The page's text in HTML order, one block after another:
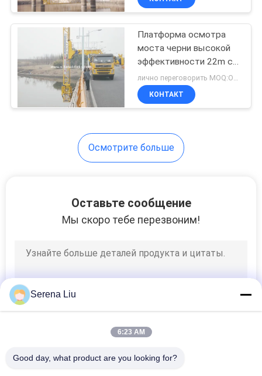
Амортизатор
установленный
тележкой
Тележка
Трейлер
масляного бака
Платформа осмотра
моста черни высокой
эффективности 22m с
гидростатическим
приводом VOLVO 8x4
лично переговорить MOQ:Отсутствие лимитированного
КОНТАКТ
Осмотрите больше
Оставьте сообщение
Мы скоро тебе перезвоним!
Serena Liu
6:23 AM
Good day, what product are you looking for?